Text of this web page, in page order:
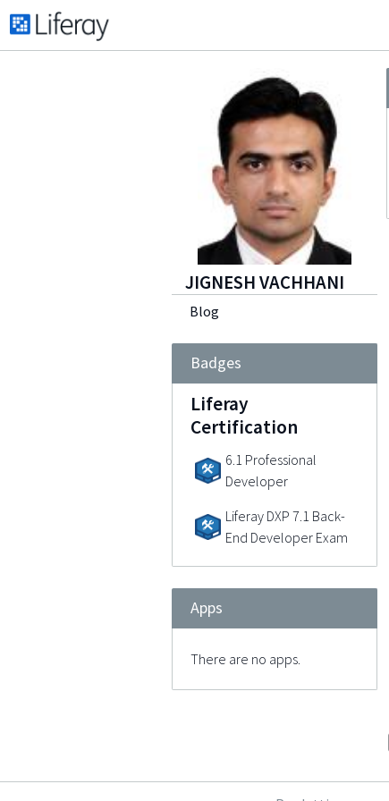
JIGNESH VACHHANI
Blog
Badges
Liferay
Certification
6.1 Professional
Developer
Liferay DXP 7.1 Back-
End Developer Exam
Apps
There are no apps.